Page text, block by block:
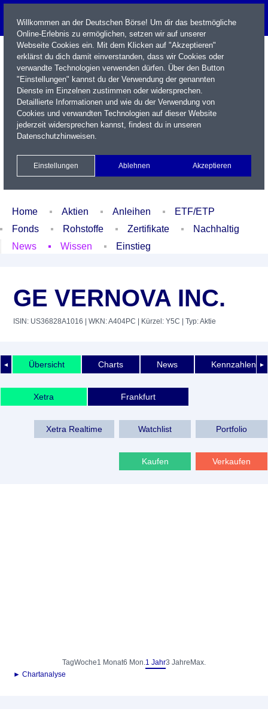
Name / WKN / ISIN / Kürzel
Xetra Realtime
Watchlist Portfolio Login
Home Aktien Anleihen
ETF/ETP
Fonds
Rohstoffe Zertifikate
Nachhaltig
News
Wissen Einstieg
GE VERNOVA INC.
ISIN: US36828A1016 | WKN: A404PC | Kürzel: Y5C | Typ: Aktie
◄ ►
Übersicht Charts News Kennzahlen
Xetra Frankfurt
Xetra Realtime Watchlist Portfolio
Kaufen Verkaufen
TagWoche1 Monat6 Mon.1 Jahr3 Jahre Max.
► Chartanalyse
Willkommen an der Deutschen Börse! Um dir das bestmögliche
Online-Erlebnis zu ermöglichen, setzen wir auf unserer
Webseite Cookies ein. Mit dem Klicken auf "Akzeptieren"
erklärst du dich damit einverstanden, dass wir Cookies oder
verwandte Technologien verwenden dürfen. Über den Button
"Einstellungen" kannst du der Verwendung der genannten
Dienste im Einzelnen zustimmen oder widersprechen.
Detaillierte Informationen und wie du der Verwendung von
Cookies und verwandten Technologien auf dieser Website
jederzeit widersprechen kannst, findest du in unseren
Datenschutzhinweisen.
Einstellungen Ablehnen Akzeptieren